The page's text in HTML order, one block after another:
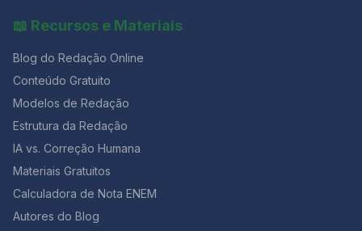
📖 Recursos e Materiais
Blog do Redação Online
Conteúdo Gratuito
Modelos de Redação
Estrutura da Redação
IA vs. Correção Humana
Materiais Gratuitos
Calculadora de Nota ENEM
Autores do Blog